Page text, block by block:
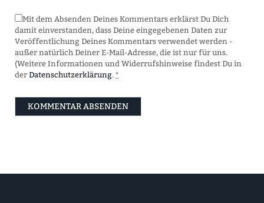
Mit dem Absenden Deines Kommentars erklärst Du Dich
damit einverstanden, dass Deine eingegebenen Daten zur
Veröffentlichung Deines Kommentars verwendet werden -
außer natürlich Deiner E-Mail-Adresse, die ist nur für uns.
(Weitere Informationen und Widerrufshinweise findest Du in
der Datenschutzerklärung. *